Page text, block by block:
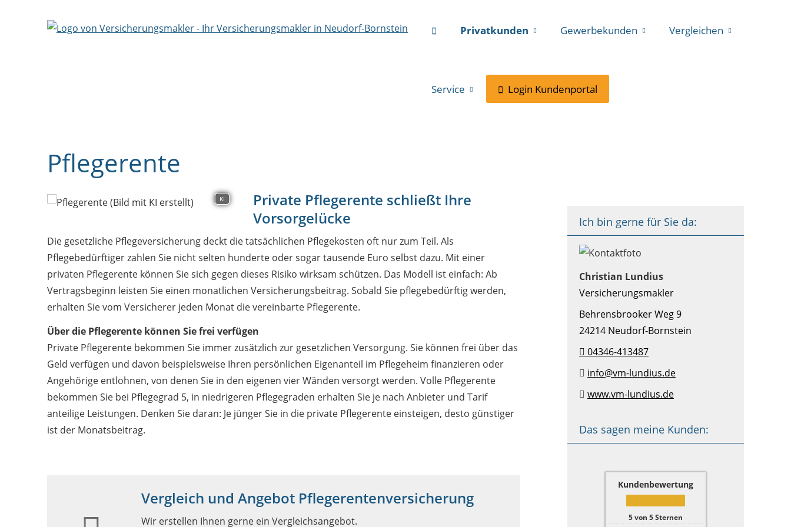
Privatkunden Gewerbekunden Vergleichen
Service Login Kundenportal
Ich bin gerne für Sie da:
Christian Lundius
Versicherungsmakler
Behrensbrooker Weg 9
24214 Neudorf-Bornstein
04346-413487
info@vm-lundius.de
www.vm-lundius.de
Das sagen meine Kunden:
Kundenbewertung
5von 5Sternen
Pflegerente
KI
Private Pflegerente schließt Ihre
Vorsorgelücke
Die gesetzliche Pflegeversicherung deckt die tatsächlichen Pflegekosten oft nur zum Teil. Als
Pflegebedürftiger zahlen Sie nicht selten hunderte oder sogar tausende Euro selbst dazu. Mit einer
privaten Pflegerente können Sie sich gegen dieses Risiko wirksam schützen. Das Modell ist einfach: Ab
Vertragsbeginn leisten Sie einen monatlichen Versicherungsbeitrag. Sobald Sie pflegebedürftig werden,
erhalten Sie vom Versicherer jeden Monat die vereinbarte Pflegerente.
Über die Pflegerente können Sie frei verfügen
Private Pflegerente bekommen Sie immer zusätzlich zur gesetzlichen Versorgung. Sie können frei über das
Geld verfügen und davon beispielsweise Ihren persönlichen Eigenanteil im Pflegeheim finanzieren oder
Angehörige entlohnen, von denen Sie in den eigenen vier Wänden versorgt werden. Volle Pflegerente
bekommen Sie bei Pflegegrad 5, in niedrigeren Pflegegraden erhalten Sie je nach Anbieter und Tarif
anteilige Leistungen. Denken Sie daran: Je jünger Sie in die private Pflegerente einsteigen, desto günstiger
ist der Monatsbeitrag.
Vergleich und Angebot Pflegerentenversicherung
Wir erstellen Ihnen gerne ein Vergleichsangebot.